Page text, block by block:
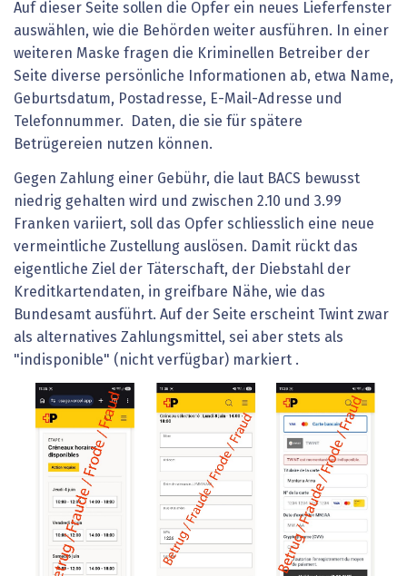
Auf dieser Seite sollen die Opfer ein neues Lieferfenster
auswählen, wie die Behörden weiter ausführen. In einer
weiteren Maske fragen die Kriminellen Betreiber der
Seite diverse persönliche Informationen ab, etwa Name,
Geburtsdatum, Postadresse, E-Mail-Adresse und
Telefonnummer. Daten, die sie für spätere
Betrügereien nutzen können.
Gegen Zahlung einer Gebühr, die laut BACS bewusst
niedrig gehalten wird und zwischen 2.10 und 3.99
Franken variiert, soll das Opfer schliesslich eine neue
vermeintliche Zustellung auslösen. Damit rückt das
eigentliche Ziel der Täterschaft, der Diebstahl der
Kreditkartendaten, in greifbare Nähe, wie das
Bundesamt ausführt. Auf der Seite erscheint Twint zwar
als alternatives Zahlungsmittel, sei aber stets als
"indisponible" (nicht verfügbar) markiert .